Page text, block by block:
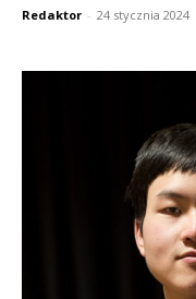
Redaktor - 24 stycznia 2024